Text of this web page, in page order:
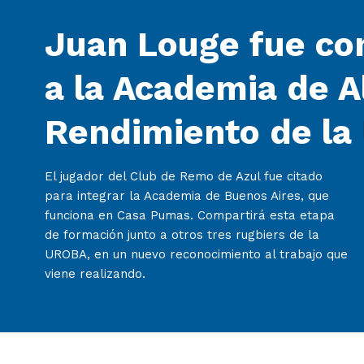
Juan Louge fue
a la Academia de
Rendimiento de la
El jugador del Club de Remo de Azul fue citado
para integrar la Academia de Buenos Aires, que
funciona en Casa Pumas. Compartirá esta etapa
de formación junto a otros tres rugbiers de la
UROBA, en un nuevo reconocimiento al trabajo que
viene realizando.